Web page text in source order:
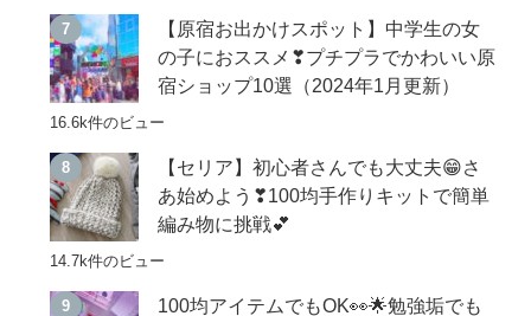
【原宿お出かけスポット】中学生の女
の子におススメ❣プチプラでかわいい原
宿ショップ10選（2024年1月更新）
16.6k件のビュー
【セリア】初心者さんでも大丈夫😁さ
あ始めよう❣100均手作りキットで簡単
編み物に挑戦💕
14.7k件のビュー
100均アイテムでもOK👀🌟勉強垢でも